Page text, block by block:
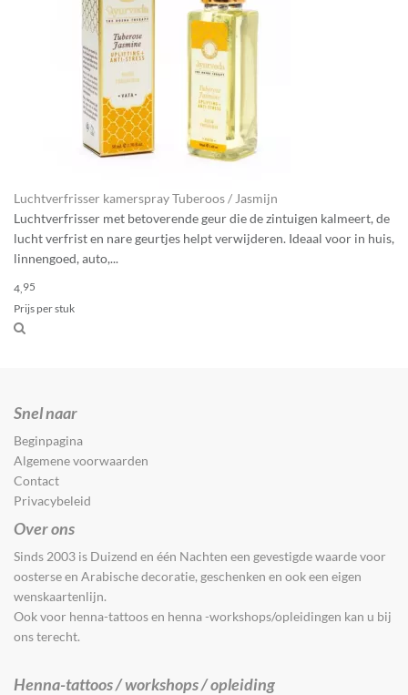
Luchtverfrisser kamerspray Tuberoos / Jasmijn
Luchtverfrisser met betoverende geur die de zintuigen kalmeert, de
lucht verfrist en nare geurtjes helpt verwijderen. Ideaal voor in huis,
linnengoed, auto,...
4, 95
Prijs per stuk
Snel naar
Beginpagina
Algemene voorwaarden
Contact
Privacybeleid
Over ons
Sinds 2003 is Duizend en één Nachten een gevestigde waarde voor
oosterse en Arabische decoratie, geschenken en ook een eigen
wenskaartenlijn.
Ook voor henna-tattoos en henna -workshops/opleidingen kan u bij
ons terecht.
Henna-tattoos / workshops / opleiding